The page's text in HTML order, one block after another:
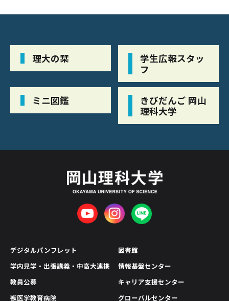
理大の栞
学生広報スタッ
フ
ミニ図鑑
きびだんご 岡山
理科大学
デジタルパンフレット
学内見学・出張講義・中高大連携
教員公募
獣医学教育病院
図書館
情報基盤センター
キャリア支援センター
グローバルセンター